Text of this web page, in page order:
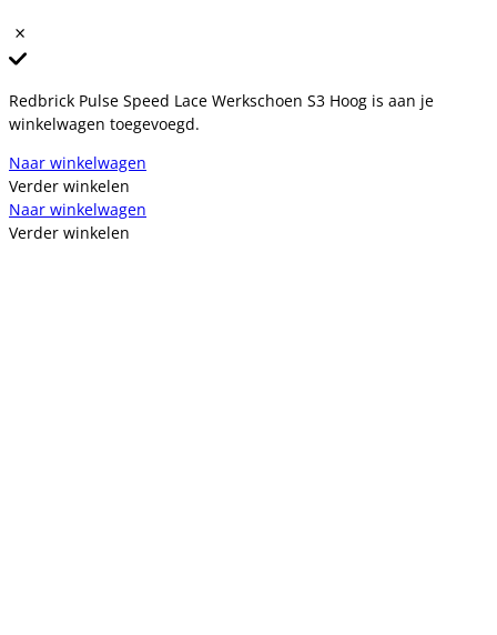
Redbrick Pulse Speed Lace Werkschoen S3 Hoog is aan je
winkelwagen toegevoegd.
Naar winkelwagen
Verder winkelen
Naar winkelwagen
Verder winkelen